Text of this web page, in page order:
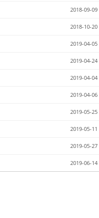
2018-09-09
2018-10-20
2019-04-05
2019-04-24
2019-04-04
2019-04-06
2019-05-25
2019-05-11
2019-05-27
2019-06-14